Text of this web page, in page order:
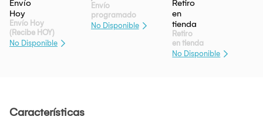
Envío Hoy
(Recibe HOY)
No Disponible
Envío
programado
No Disponible
Retiro
en tienda
No Disponible
Características